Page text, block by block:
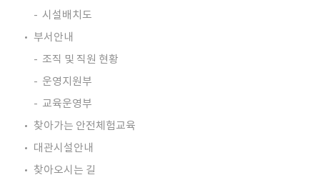
시설배치도
부서안내
조직 및 직원 현황
운영지원부
교육운영부
찾아가는 안전체험교육
대관시설안내
찾아오시는 길